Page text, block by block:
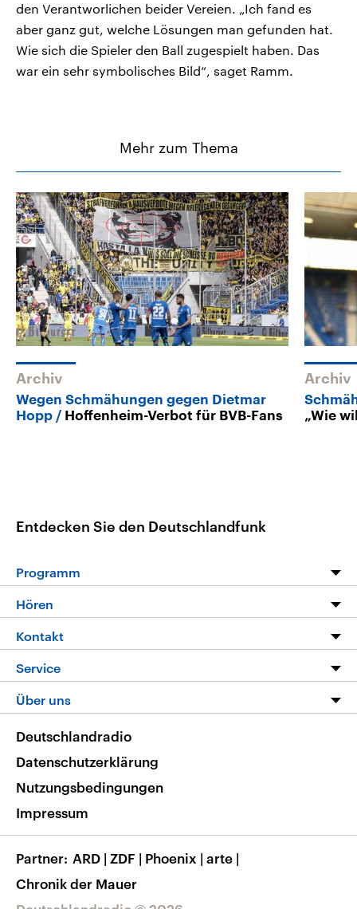
den Verantworlichen beider Vereien. „Ich fand es
aber ganz gut, welche Lösungen man gefunden hat.
Wie sich die Spieler den Ball zugespielt haben. Das
war ein sehr symbolisches Bild“, saget Ramm.
Mehr zum Thema
Archiv
Wegen Schmähungen gegen Dietmar
Hopp
Hoffenheim-Verbot für BVB-Fans
Archiv
„Wie
Entdecken Sie den Deutschlandfunk
Programm
Programm
Die Nachrichten
Nachrichtenleicht
Neue Beiträge auf dlf.de
Hören
Livestream
Podcasts
Deutschlandfunk App
Nachrichten App
Frequenzen
Kontakt
Hörerservice
Service
FAQ
Veranstaltungen
Musikliste
RSS
Über uns
Barrierefreiheit
Deutschlandradio
Datenschutzerklärung
Nutzungsbedingungen
Impressum
Partner ARD | ZDF | Phoenix | arte |
Chronik der Mauer